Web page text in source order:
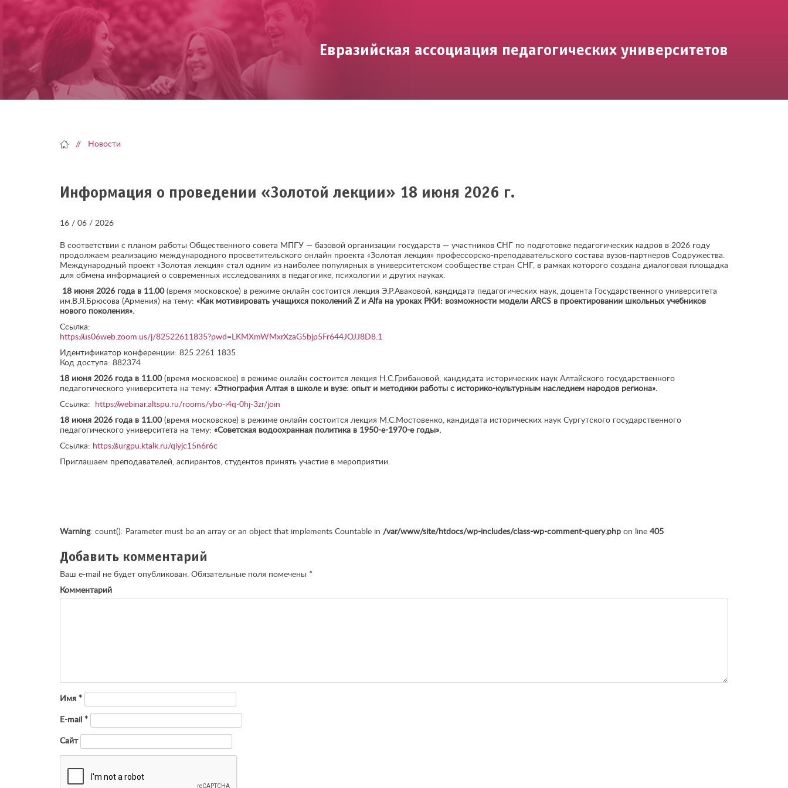
Skip
Евразийская ассоциация педагогических университетов
Новости
Информация о проведении «Золотой лекции» 18 июня 2026 г.
16 / 06 / 2026
В соответствии с планом работы Общественного совета МПГУ — базовой организации государств — участников СНГ по подготовке педагогических кадров в 2026 году
продолжаем реализацию международного просветительского онлайн проекта «Золотая лекция» профессорско-преподавательского состава вузов-партнеров Содружества.
Международный проект «Золотая лекция» стал одним из наиболее популярных в университетском сообществе стран СНГ, в рамках которого создана диалоговая площадка
для обмена информацией о современных исследованиях в педагогике, психологии и других науках.
18 июня 2026 года в 11.00(время московское) в режиме онлайн состоится лекция Э.Р.Аваковой, кандидата педагогических наук, доцента Государственного университета
им.В.Я.Брюсова (Армения) на тему: « Как мотивировать учащихся поколений Z и Alfa на уроках РКИ: возможности модели ARCS в проектировании школьных учебников
нового поколения».
Ссылка:
https://us06web.zoom.us/j/82522611835?pwd=LKMXmWMxrXzaG5bjp5Fr644JOJJ8D8.1
Идентификатор конференции: 825 2261 1835
Код доступа: 882374
18 июня 2026 года в 11.00(время московское) в режиме онлайн состоится лекция Н.С.Грибановой, кандидата исторических наук Алтайского государственного
педагогического университета на тему: «Этнография Алтая в школе и вузе: опыт и методики работы с историко-культурным наследием народов региона».
Ссылка:
https://webinar.altspu.ru/rooms/ybo-i4q-0hj-3zr/join
18 июня 2026 года в 11.00 (время московское) в режиме онлайн состоится лекция М.С.Мостовенко, кандидата исторических наук Сургутского государственного
педагогического университета на тему: «Советская водоохранная политика в 1950-е-1970-е годы».
Ссылка: https://surgpu.ktalk.ru/qiyjc15n6r6c
Приглашаем преподавателей, аспирантов, студентов принять участие в мероприятии.
Warning: count(): Parameter must be an array or an object that implements Countable in /var/www/site/htdocs/wp-includes/class-wp-comment-query.php on line 405
Добавить комментарий
Ваш e-mail не будет опубликован. Обязательные поля помечены *
Комментарий
Имя *
E-mail *
Сайт